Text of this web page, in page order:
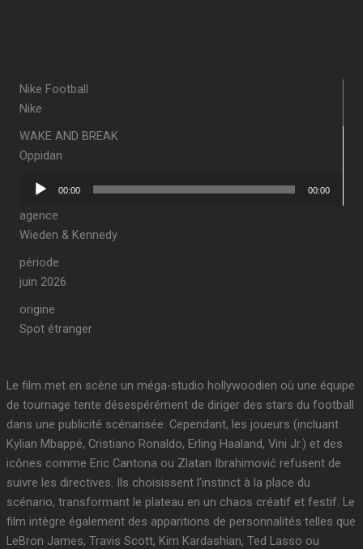
Nike Football
Nike
WAKE AND BREAK
Oppidan
Lecteur
00:00 00:00
agence
Wieden & Kennedy
période
juin 2026
origine
Spot étranger
Le film met en scène un méga-studio hollywoodien où une équipe
de tournage tente désespérément de diriger des stars du football
dans une publicité scénarisée. Cependant, les joueurs (incluant
Kylian Mbappé, Cristiano Ronaldo, Erling Haaland, Vini Jr.) et des
icônes comme Eric Cantona ou Zlatan Ibrahimović refusent de
suivre les directives. Ils choisissent l’instinct à la place du
scénario, transformant le plateau en un chaos créatif et festif. Le
film intègre également des apparitions de personnalités telles que
LeBron James, Travis Scott, Kim Kardashian, Ted Lasso ou